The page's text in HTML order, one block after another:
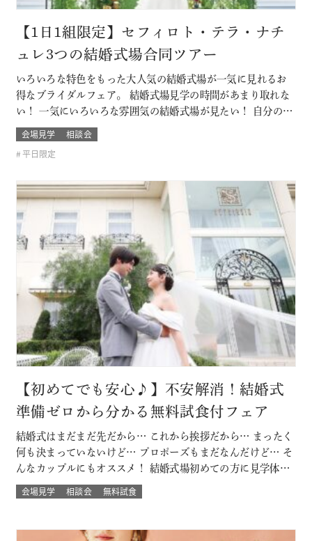
【1日1組限定】セフィロト・テラ・ナチ
ュレ3つの結婚式場合同ツアー
いろいろな特色をもった大人気の結婚式場が一気に見れるお
得なブライダルフェア。 結婚式場見学の時間があまり取れな
い！ 一気にいろいろな雰囲気の結婚式場が見たい！ 自分の結
婚式のスタイルがまだ分からないカップルは必見！ お呼びす
るゲストによっても結婚式の雰囲気や結婚式場のスタイルも
変わるもの そんな結婚式場を一気に比較できるチャンス！！
会場見学
相談会
平日限定
【初めてでも安心♪】不安解消！結婚式
準備ゼロから分かる無料試食付フェア
結婚式はまだまだ先だから… これから挨拶だから… まったく
何も決まっていないけど… プロポーズもまだなんだけど… そ
んなカップルにもオススメ！ 結婚式場初めての方に見学体験
ウェディング試食も結婚式の挙式体験も披露宴演出体験
も！！ いろいろな体験が気軽にできるよくばりフェア♪ 結婚
当日の過ごし方も体験して…
会場見学 相談会 無料試食